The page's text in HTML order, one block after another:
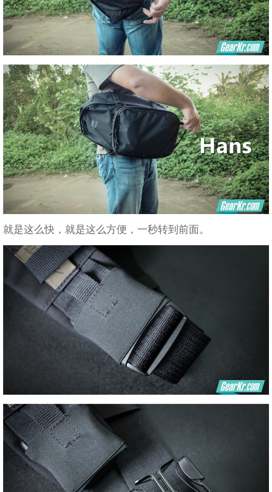
就是这么快，就是这么方便，一秒转到前面。